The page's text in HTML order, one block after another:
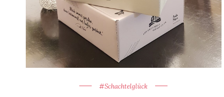
#Schachtelglück